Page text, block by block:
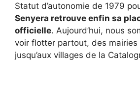
Statut d’autonomie de 1979
Senyera retrouve enfin sa
officielle. Aujourd’hui, nous
voir flotter partout, des mairies
jusqu’aux villages de la